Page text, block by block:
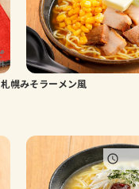
札幌みそラーメン風